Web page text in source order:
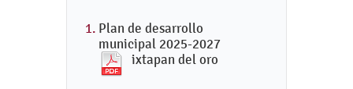
Plan de desarrollo
municipal 2025-2027
ixtapan del oro